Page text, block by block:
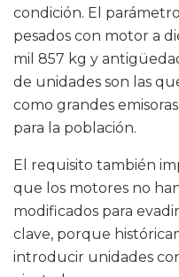
condición. El
pesados con motor a
mil 857 kg y
de unidades son las
como grandes
para la población.
El requisito también
que los motores no
modificados para
clave, porque
introducir unidades